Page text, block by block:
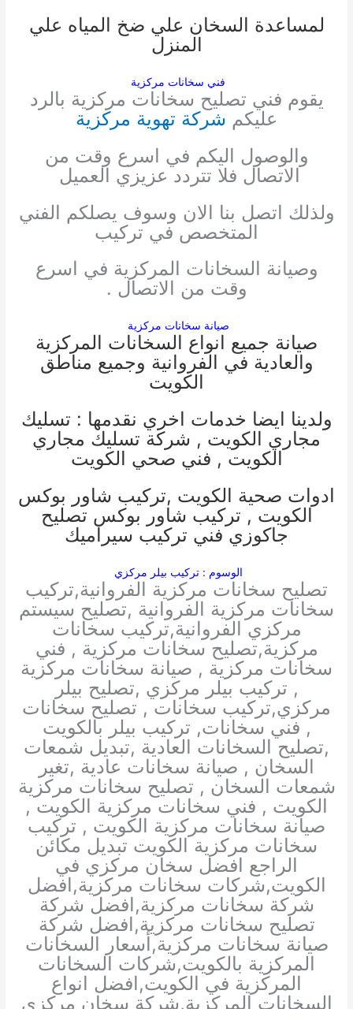
لمساعدة السخان علي ضخ المياه علي
المنزل
فني سخانات مركزية
يقوم فني تصليح سخانات مركزية بالرد
عليكم شركة تهوية مركزية
والوصول اليكم في اسرع وقت من
الاتصال فلا تتردد عزيزي العميل
ولذلك اتصل بنا الان وسوف يصلكم الفني
المتخصص في تركيب
وصيانة السخانات المركزية في اسرع
وقت من الاتصال .
صيانة سخانات مركزية
صيانة جميع انواع السخانات المركزية
والعادية في الفروانية وجميع مناطق
الكويت
ولدينا ايضا خدمات اخري نقدمها : تسليك
مجاري الكويت , شركة تسليك مجاري
الكويت , فني صحي الكويت
ادوات صحية الكويت ,تركيب شاور بوكس
الكويت , تركيب شاور بوكس تصليح
جاكوزي فني تركيب سيراميك
الوسوم : تركيب بيلر مركزي
تصليح سخانات مركزية الفروانية,تركيب
سخانات مركزية الفروانية ,تصليح سيستم
مركزي الفروانية,تركيب سخانات
مركزية,تصليح سخانات مركزية , فني
سخانات مركزية , صيانة سخانات مركزية
, تركيب بيلر مركزي ,تصليح بيلر
مركزي,تركيب سخانات , تصليح سخانات
, فني سخانات, تركيب بيلر بالكويت
,تصليح السخانات العادية ,تبديل شمعات
السخان , صيانة سخانات عادية ,تغير
شمعات السخان , تصليح سخانات مركزية
الكويت , فني سخانات مركزية الكويت ,
صيانة سخانات مركزية الكويت , تركيب
سخانات مركزية الكويت تبديل مكائن
الراجع افضل سخان مركزي في
الكويت,شركات سخانات مركزية,افضل
شركة سخانات مركزية,افضل شركة
تصليح سخانات مركزية,افضل شركة
صيانة سخانات مركزية,أسعار السخانات
المركزية بالكويت,شركات السخانات
المركزية في الكويت,افضل انواع
السخانات المركزية,شركة سخان مركزي